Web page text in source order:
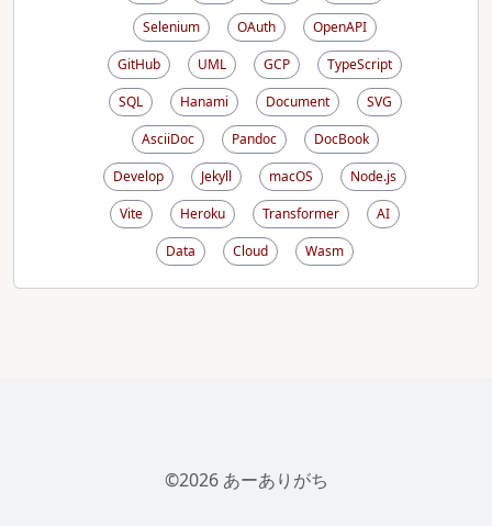
Selenium
OAuth
OpenAPI
GitHub
UML GCP
TypeScript
SQL
Hanami Document
SVG
AsciiDoc
Pandoc
DocBook
Develop
Jekyll macOS
Node.js
Vite
Heroku Transformer
AI
Data
Cloud Wasm
©2026 あーありがち